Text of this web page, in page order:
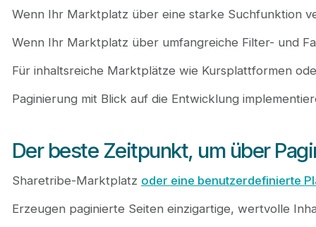
Wenn Ihr Marktplatz über eine starke Suchfunktion
Wenn Ihr Marktplatz über umfangreiche Filter- und
Für inhaltsreiche Marktplätze wie Kursplattformen
Paginierung mit Blick auf die Entwicklung
Der beste Zeitpunkt, um über
Sharetribe-Marktplatz oder eine benutzerdefinierte
Erzeugen paginierte Seiten einzigartige, wertvolle